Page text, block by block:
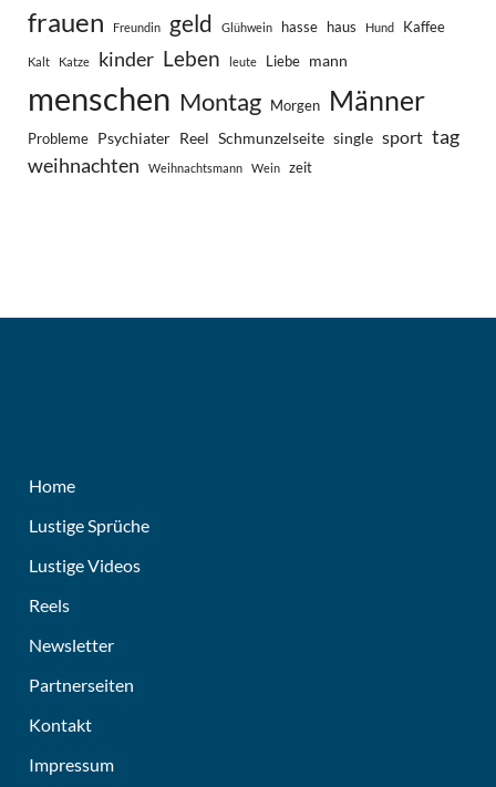
frauen Freundin geld Glühwein hasse haus Hund Kaffee
Kalt Katze kinder Leben leute Liebe mann
menschen Montag Morgen Männer
Probleme Psychiater Reel Schmunzelseite single sport tag
weihnachten
Weihnachtsmann Wein zeit
Home
Lustige Sprüche
Lustige Videos
Reels
Newsletter
Partnerseiten
Kontakt
Impressum